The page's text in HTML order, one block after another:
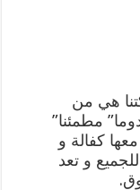
هي من
مطمئنا”
كفالة و
و تعد